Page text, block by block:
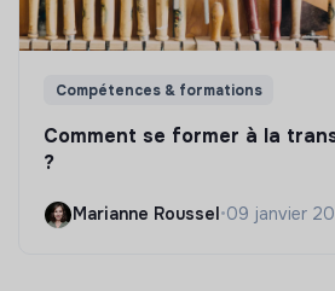
Compétences & formations
Comment se former à la
?
Marianne Roussel•09 janvier